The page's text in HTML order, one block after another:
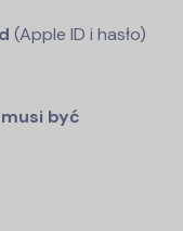
(Apple ID i hasło)
musi być